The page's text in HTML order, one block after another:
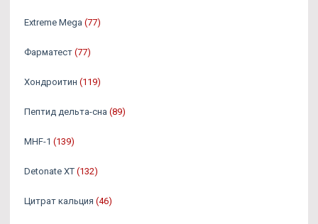
Extreme Mega (77)
Фарматест (77)
Хондроитин (119)
Пептид дельта-сна (89)
MHF-1 (139)
Detonate XT (132)
Цитрат кальция (46)